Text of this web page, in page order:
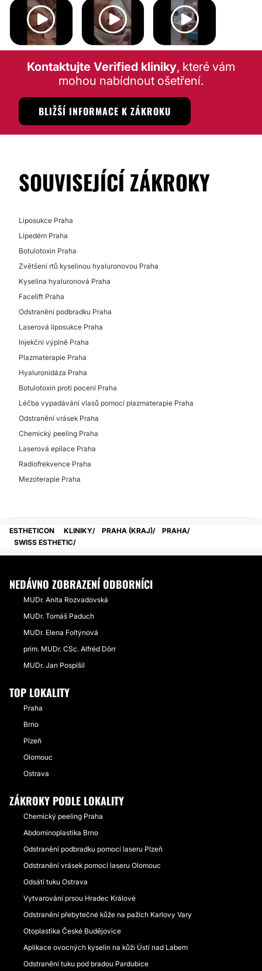
MEZOTERAPIE MEZOTERAPIE BOTULOTOXIN
Kontaktujte Verified kliniky, které vám
mohou nabídnout ošetření.
BLIŽŠÍ INFORMACE K ZÁKROKU
SOUVISEJÍCÍ ZÁKROKY
Liposukce Praha
Lipedém Praha
Botulotoxin Praha
Zvětšení rtů kyselinou hyaluronovou Praha
Kyselina hyaluronová Praha
Facelift Praha
Odstranění podbradku Praha
Laserová liposukce Praha
Injekční výplně Praha
Plazmaterapie Praha
Hyaluronidáza Praha
Botulotoxin proti pocení Praha
Léčba vypadávání vlasů pomocí plazmaterapie Praha
Odstranění vrásek Praha
Chemický peeling Praha
Laserová epilace Praha
Radiofrekvence Praha
Mezoterapie Praha
ESTHETICON KLINIKY PRAHA (KRAJ)
PRAHA
SWISS ESTHETIC
NEDÁVNO ZOBRAZENÍ ODBORNÍCI
MUDr. Anita Rozvadovská
MUDr. Tomáš Paduch
MUDr. Elena Foltýnová
prim. MUDr. CSc. Alfréd Dörr
MUDr. Jan Pospíšil
TOP LOKALITY
Praha
Brno
Plzeň
Olomouc
Ostrava
ZÁKROKY PODLE LOKALITY
Chemický peeling Praha
Abdominoplastika Brno
Odstranění podbradku pomocí laseru Plzeň
Odstranění vrásek pomocí laseru Olomouc
Odsátí tuku Ostrava
Vytvarování prsou Hradec Králové
Odstranění přebytečné kůže na pažích Karlovy Vary
Otoplastika České Budějovice
Aplikace ovocných kyselin na kůži Ústí nad Labem
Odstranění tuku pod bradou Pardubice